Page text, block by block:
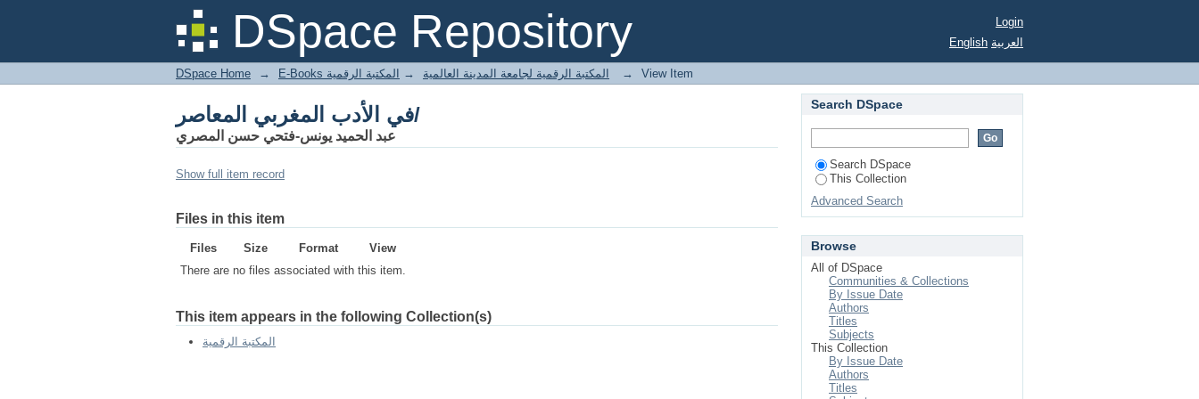
DSpace Repository
في الأدب المغربي المعاصر/
Login
English العربية
DSpace Home → E-Books المكتبة الرقمية لجامعة المدينة العالمية → المكتبة الرقمية → View Item
في الأدب المغربي المعاصر/
عبد الحميد يونس-فتحي حسن المصري
Show full item record
Files in this item
Files Size Format
View
There are no files associated with this item.
This item appears in the following Collection(s)
المكتبة الرقمية
Search DSpace
Search DSpace
This Collection
Advanced Search
Browse
All of DSpace
Communities & Collections
By Issue Date
Authors
Titles
Subjects
This Collection
By Issue Date
Authors
Titles